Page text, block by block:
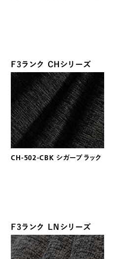
F3ランク CHシリーズ
CH-502-CBK シガーブラック
F3ランク LNシリーズ